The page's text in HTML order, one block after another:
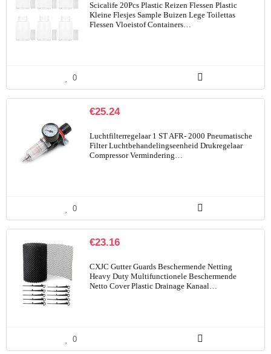
Scicalife 20Pcs Plastic Reizen Flessen Plastic
Kleine Flesjes Sample Buizen Lege Toilettas
Flessen Vloeistof Containers…
0
€25.24
Luchtfilterregelaar 1 ST AFR- 2000 Pneumatische
Filter Luchtbehandelingseenheid Drukregelaar
Compressor Vermindering…
0
€23.16
CXJC Gutter Guards Beschermende Netting
Heavy Duty Multifunctionele Beschermende
Netto Cover Plastic Drainage Kanaal…
0